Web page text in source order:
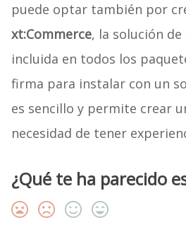
puede optar también por
xt:Commerce, la solución
incluida en todos los
firma para instalar con un
es sencillo y permite crear
necesidad de tener
¿Qué te ha parecido